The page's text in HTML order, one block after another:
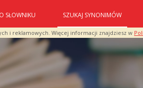
i reklamowych. Więcej informacji znajdziesz w
O SŁOWNIKU SZUKAJ SYNONIMÓW